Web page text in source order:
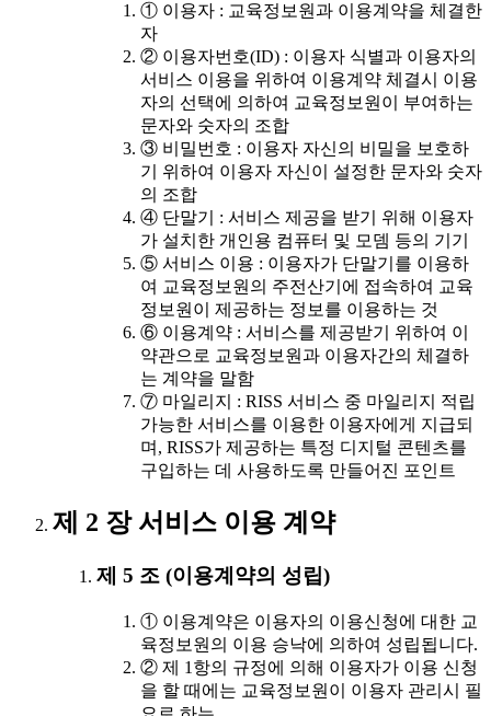
① 이용자 : 교육정보원과 이용계약을 체결한
자
② 이용자번호(ID) : 이용자 식별과 이용자의
서비스 이용을 위하여 이용계약 체결시 이용
자의 선택에 의하여 교육정보원이 부여하는
문자와 숫자의 조합
③ 비밀번호 : 이용자 자신의 비밀을 보호하
기 위하여 이용자 자신이 설정한 문자와 숫자
의 조합
④ 단말기 : 서비스 제공을 받기 위해 이용자
가 설치한 개인용 컴퓨터 및 모뎀 등의 기기
⑤ 서비스 이용 : 이용자가 단말기를 이용하
여 교육정보원의 주전산기에 접속하여 교육
정보원이 제공하는 정보를 이용하는 것
⑥ 이용계약 : 서비스를 제공받기 위하여 이
약관으로 교육정보원과 이용자간의 체결하
는 계약을 말함
⑦ 마일리지 : RISS 서비스 중 마일리지 적립
가능한 서비스를 이용한 이용자에게 지급되
며, RISS가 제공하는 특정 디지털 콘텐츠를
구입하는 데 사용하도록 만들어진 포인트
제 2 장 서비스 이용 계약
제 5 조 (이용계약의 성립)
① 이용계약은 이용자의 이용신청에 대한 교
육정보원의 이용 승낙에 의하여 성립됩니다.
② 제 1항의 규정에 의해 이용자가 이용 신청
을 할 때에는 교육정보원이 이용자 관리시 필